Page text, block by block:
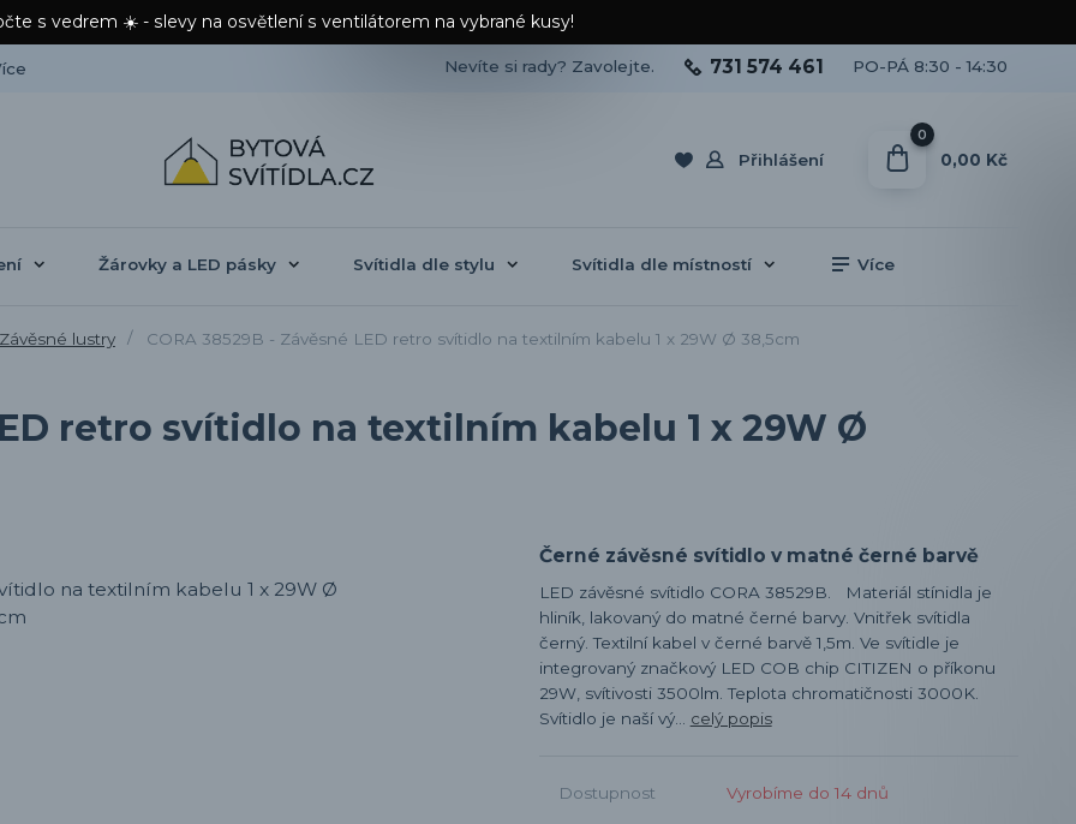
s vedrem ☀️ - slevy na osvětlení s ventilátorem na vybrané kusy!
Přihlášení
Nevíte si rady? Zavolejte. 731 574 461 PO-PÁ 8:30 - 14:30
0
0,00 Kč
Žárovky a LED pásky Svítidla dle stylu Svítidla dle místností Více
Závěsné lustry CORA 38529B - Závěsné LED retro svítidlo na textilním kabelu 1 x 29W Ø 38,5cm
retro svítidlo na textilním kabelu 1 x 29W Ø
Černé závěsné svítidlo v matné černé barvě
LED závěsné svítidlo CORA 38529B. Materiál stínidla je
hliník, lakovaný do matné černé barvy. Vnitřek svítidla
černý. Textilní kabel v černé barvě 1,5m. Ve svítidle je
integrovaný značkový LED COB chip CITIZEN o příkonu
29W, svítivosti 3500lm. Teplota chromatičnosti 3000K.
Svítidlo je naší vý... celý popis
Dostupnost Vyrobíme do 14 dnů